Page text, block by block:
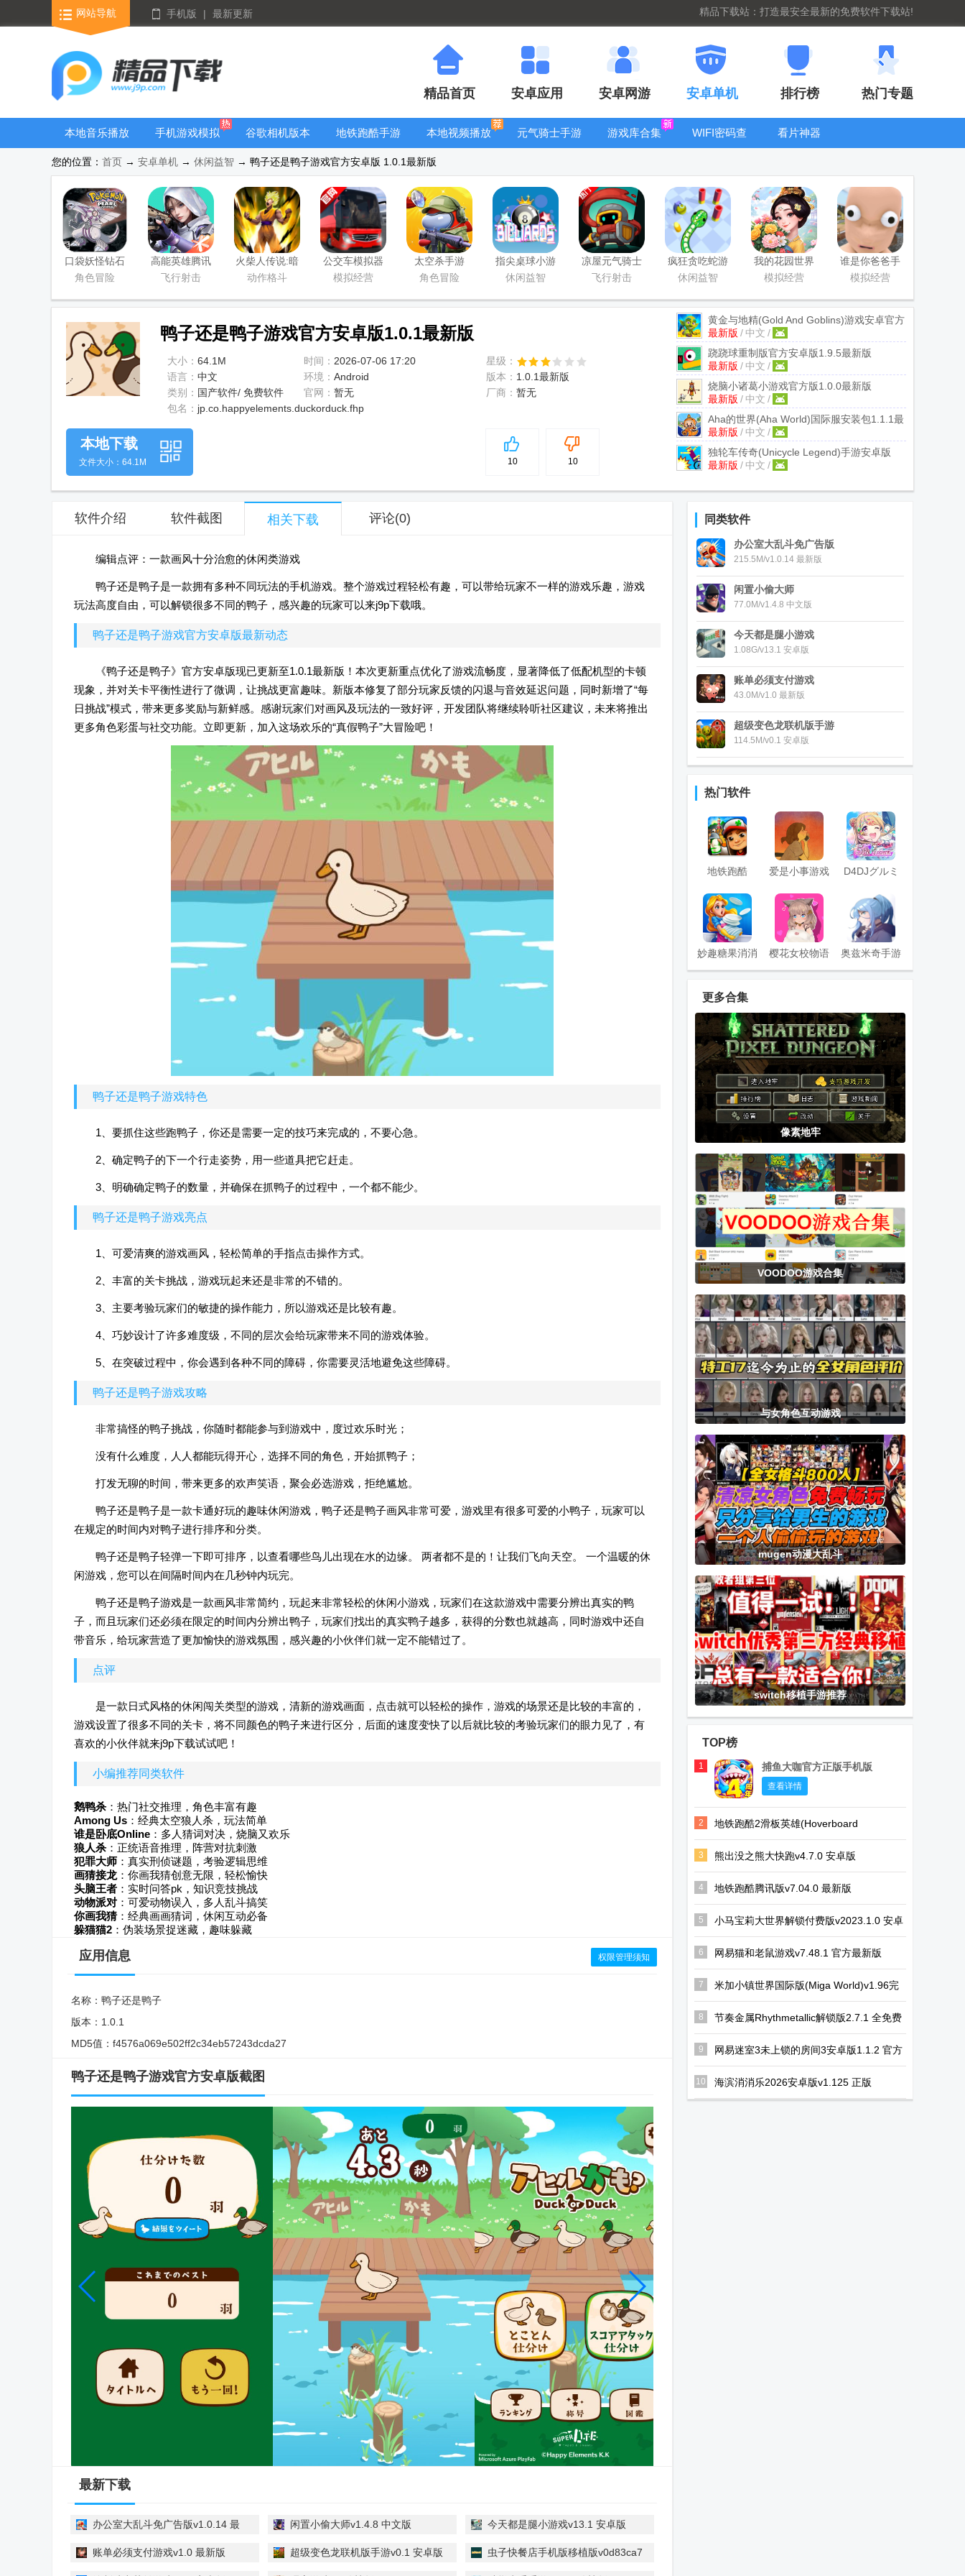
网站导航 手机版 | 最新更新 精品下载站：打造最安全最新的免费软件下载站!
精品首页 安卓应用 安卓网游 安卓单机 排行榜 热门专题
本地音乐播放
手机游戏模拟
器安卓版合集
谷歌相机版本
地铁跑酷手游
大全
本地视频播放
元气骑士手游
游戏库合集
WIFI密码查
看片神器
全
您的位置： 首页 → 安卓单机 → 休闲益智 → 鸭子还是鸭子游戏官方安卓版 1.0.1最新版
口袋妖怪钻石
游戏移植版
角色冒险
高能英雄腾讯
版
飞行射击
火柴人传说:暗
影战争手游版
动作格斗
公交车模拟器
官方版(Bus
Ultimate)
模拟经营
太空杀手游
角色冒险
指尖桌球小游
戏
休闲益智
凉屋元气骑士
前传手游
飞行射击
疯狂贪吃蛇游
戏最新版
休闲益智
我的花园世界
最新版
模拟经营
谁是你爸爸手
游正版(Who's
模拟经营
鸭子还是鸭子游戏官方安卓版1.0.1最新版
大小： 64.1M 时间： 2026-07-06 17:20
星级：
语言： 中文 环境： Android 版本： 1.0.1最新版
类别： 国产软件/ 免费软件 官网： 暂无 厂商： 暂无
包名： jp.co.happyelements.duckorduck.fhp
黄金与地精(Gold And Goblins)游戏安卓官方
版1.35.0 国际服最新版
最新版 / 中文 /
跷跷球重制版官方安卓版1.9.5最新版
最新版 / 中文 /
烧脑小诸葛小游戏官方版1.0.0最新版
最新版 / 中文 /
Aha的世界(Aha World)国际服安装包1.1.1最
新版
最新版 / 中文 /
独轮车传奇(Unicycle Legend)手游安卓版
1.1.0最新版
最新版 / 中文 /
5
10 10
本地下载
文件大小：64.1M
软件介绍 软件截图 相关下载 评论(0)
编辑点评：一款画风十分治愈的休闲类游戏
鸭子还是鸭子是一款拥有多种不同玩法的手机游戏。整个游戏过程轻松有趣，可以带给玩家不一样的游戏乐趣，游戏
玩法高度自由，可以解锁很多不同的鸭子，感兴趣的玩家可以来j9p下载哦。
鸭子还是鸭子游戏官方安卓版最新动态
《鸭子还是鸭子》官方安卓版现已更新至1.0.1最新版！本次更新重点优化了游戏流畅度，显著降低了低配机型的卡顿
现象，并对关卡平衡性进行了微调，让挑战更富趣味。新版本修复了部分玩家反馈的闪退与音效延迟问题，同时新增了“每
日挑战”模式，带来更多奖励与新鲜感。感谢玩家们对画风及玩法的一致好评，开发团队将继续聆听社区建议，未来将推出
更多角色彩蛋与社交功能。立即更新，加入这场欢乐的“真假鸭子”大冒险吧！
鸭子还是鸭子游戏特色
1、要抓住这些跑鸭子，你还是需要一定的技巧来完成的，不要心急。
2、确定鸭子的下一个行走姿势，用一些道具把它赶走。
3、明确确定鸭子的数量，并确保在抓鸭子的过程中，一个都不能少。
鸭子还是鸭子游戏亮点
1、可爱清爽的游戏画风，轻松简单的手指点击操作方式。
2、丰富的关卡挑战，游戏玩起来还是非常的不错的。
3、主要考验玩家们的敏捷的操作能力，所以游戏还是比较有趣。
4、巧妙设计了许多难度级，不同的层次会给玩家带来不同的游戏体验。
5、在突破过程中，你会遇到各种不同的障碍，你需要灵活地避免这些障碍。
鸭子还是鸭子游戏攻略
非常搞怪的鸭子挑战，你随时都能参与到游戏中，度过欢乐时光；
没有什么难度，人人都能玩得开心，选择不同的角色，开始抓鸭子；
打发无聊的时间，带来更多的欢声笑语，聚会必选游戏，拒绝尴尬。
鸭子还是鸭子是一款卡通好玩的趣味休闲游戏，鸭子还是鸭子画风非常可爱，游戏里有很多可爱的小鸭子，玩家可以
在规定的时间内对鸭子进行排序和分类。
鸭子还是鸭子轻弹一下即可排序，以查看哪些鸟儿出现在水的边缘。 两者都不是的！让我们飞向天空。 一个温暖的休
闲游戏，您可以在间隔时间内在几秒钟内玩完。
鸭子还是鸭子游戏是一款画风非常简约，玩起来非常轻松的休闲小游戏，玩家们在这款游戏中需要分辨出真实的鸭
子，而且玩家们还必须在限定的时间内分辨出鸭子，玩家们找出的真实鸭子越多，获得的分数也就越高，同时游戏中还自
带音乐，给玩家营造了更加愉快的游戏氛围，感兴趣的小伙伴们就一定不能错过了。
点评
是一款日式风格的休闲闯关类型的游戏，清新的游戏画面，点击就可以轻松的操作，游戏的场景还是比较的丰富的，
游戏设置了很多不同的关卡，将不同颜色的鸭子来进行区分，后面的速度变快了以后就比较的考验玩家们的眼力见了，有
喜欢的小伙伴就来j9p下载试试吧！
小编推荐同类软件
鹅鸭杀 ：热门社交推理，角色丰富有趣
Among Us ：经典太空狼人杀，玩法简单
谁是卧底Online ：多人猜词对决，烧脑又欢乐
狼人杀 ：正统语音推理，阵营对抗刺激
犯罪大师 ：真实刑侦谜题，考验逻辑思维
画猜接龙 ：你画我猜创意无限，轻松愉快
头脑王者 ：实时问答pk，知识竞技挑战
动物派对 ：可爱动物误入，多人乱斗搞笑
你画我猜：经典画画猜词，休闲互动必备
躲猫猫2 ：伪装场景捉迷藏，趣味躲藏
应用信息 权限管理须知
名称： 鸭子还是鸭子
版本： 1.0.1
MD5值： f4576a069e502ff2c34eb57243dcda27
鸭子还是鸭子游戏官方安卓版截图
最新下载
办公室大乱斗免广告版v1.0.14 最
闲置小偷大师v1.4.8 中文版 今天都是腿小游戏v13.1 安卓版
账单必须支付游戏v1.0 最新版 超级变色龙联机版手游v0.1 安卓版
虫子快餐店手机版移植版v0d83ca7
同类软件
办公室大乱斗免广告版
215.5M/v1.0.14 最新版
闲置小偷大师
77.0M/v1.4.8 中文版
今天都是腿小游戏
1.08G/v13.1 安卓版
账单必须支付游戏
43.0M/v1.0 最新版
超级变色龙联机版手游
114.5M/v0.1 安卓版
热门软件
地铁跑酷
(subway surf)
国际版菜单免
费版
爱是小事游戏
(Love is...)
D4DJグルミ
ク电音派对
妙趣糖果消消
乐手游
樱花女校物语
手游
奥兹米奇手游
orzmic
擦干净抖音小
游戏(Clean it)
安卓版
选技生存大乱
斗2手游
Car Tuning汽
车改装游戏
战斗的命运骰
子冒险游戏
办公室大乱斗
免广告版
安魂曲计划最
新版本
潜水员戴夫全
DLC手机汉化
版游戏(DAVE
THE DIVER)
闲置小偷大师
幸福家里蹲的
养成方法(语音
DLC)正式版
飞机大厨无限
燃油版无限金
币无限钻石
今天都是腿小
游戏
RIDDLEJOKER
免费安卓汉化
版
更多合集
像素地牢
VOODOO游戏合集
与女角色互动游戏
mugen动漫大乱斗
switch移植手游推荐
TOP榜
1 捕鱼大咖官方正版手机版
查看详情
2
地铁跑酷2滑板英雄(Hoverboard
Heroes)v1.12.0 国际版
3 熊出没之熊大快跑v4.7.0 安卓版
4 地铁跑酷腾讯版v7.04.0 最新版
5
小马宝莉大世界解锁付费版v2023.1.0 安卓
最新版
6 网易猫和老鼠游戏v7.48.1 官方最新版
7
米加小镇世界国际版(Miga World)v1.96完
整无广告版
8
节奏金属Rhythmetallic解锁版2.7.1 全免费
版
9
网易迷室3未上锁的房间3安卓版1.1.2 官方
手机版
10 海滨消消乐2026安卓版v1.125 正版